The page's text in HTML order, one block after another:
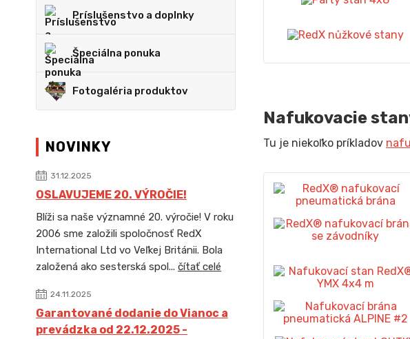
Príslušenstvo a doplnky
Špeciálna ponuka
Fotogaléria produktov
NOVINKY
31.12.2025
OSLAVUJEME 20. VÝROČIE!
Blíži sa naše významné 20. výročie! V roku
2006 sme založili spoločnosť RedX
International Ltd vo Veľkej Británii. Bola
založená ako sesterská spol... čítať celé
24.11.2025
Garantované dodanie do Vianoc a
prevádzka od 22.12.2025 -
Nafukovacie
Tu je niekoľko príkladov